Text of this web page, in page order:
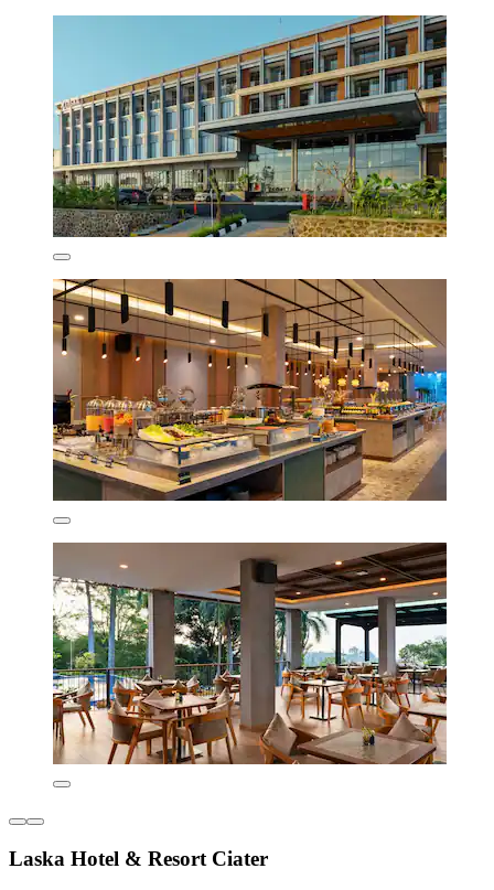
Laska Hotel & Resort Ciater